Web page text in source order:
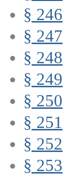
§ 246
§ 247
§ 248
§ 249
§ 250
§ 251
§ 252
§ 253